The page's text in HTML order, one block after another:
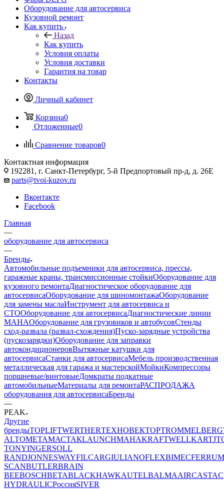
Оборудование для автосервиса
Кузовной ремонт
Как купить
Назад
Как купить
Условия оплаты
Условия доставки
Гарантия на товар
Контакты
Личный кабинет
Корзина0
Отложенные0
Сравнение товаров0
Контактная информация
192281, г. Санкт-Петербург, 5-й Предпортовый пр-д, д. 26Е
parts@tvoi-kuzov.ru
Вконтакте
Facebook
Главная
—
оборудование для автосервиса
—
Бренды
Автомобильные подъемники для автосервиса, прессы,
гаражные краны, трансмиссионные стойкиОборудование для
кузовного ремонтаДиагностическое оборудование для
автосервисаОборудование для шиномонтажаОборудование
для замены маслаИнструмент для автосервиса и
СТООборудование для автосервисаДиагностические линии
MAHAОборудование для грузовиков и автобусовСтенды
сход-развала (развал-схождения)Пуско-зарядные устройства
(пускозарядки)Оборудование для заправки
автокондиционеровВытяжные катушки для
автосервисаСтанки для автосервисаМебель производственная
металлическая для гаража и мастерскойМойкиКомпрессоры
поршневые/винтовыеДомкраты подкатные
автомобильныеМатериалы для ремонтаРАСПРОДАЖА
оборудования для автосервисаБренды
—
PEAK
Другие
брендыTOPLIFTWERTHERТЕХНОВЕКТОРTROMMELBERG
ALTOМЕТАМАСТАКLAUNCHMAHAKRAFTWELLKART
TONYINGERSOLL
RANDJONNESWAYFILCARGIULIANOFLEXBIMECFERRUM
SCANBUTLERBRAIN
BEEBOSCHBETABLACKHAWKAUTELBALMAAIRCASTAC
HYDRAULICРоссияSIVER